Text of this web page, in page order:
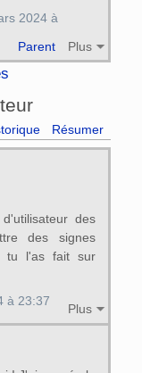
Parent Plus
2024 à
Résumer
des
des signes
tu l'as fait sur
Plus
à 23:37